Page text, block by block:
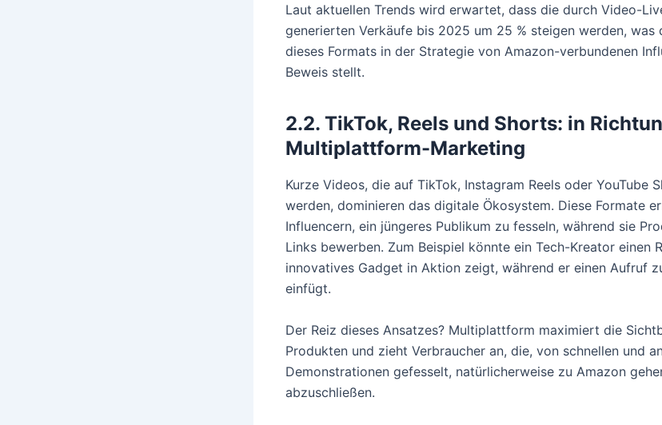
Laut aktuellen Trends wird erwartet, dass die durch Video-
generierten Verkäufe bis 2025 um 25 % steigen werden,
dieses Formats in der Strategie von Amazon-verbundenen
Beweis stellt.
2.2. TikTok, Reels und Shorts: in
Multiplattform-Marketing
Kurze Videos, die auf TikTok, Instagram Reels oder YouTube
werden, dominieren das digitale Ökosystem. Diese Formate
Influencern, ein jüngeres Publikum zu fesseln, während sie
Links bewerben. Zum Beispiel könnte ein Tech-Kreator einen
innovatives Gadget in Aktion zeigt, während er einen Aufruf
einfügt.
Der Reiz dieses Ansatzes? Multiplattform maximiert die
Produkten und zieht Verbraucher an, die, von schnellen und
Demonstrationen gefesselt, natürlicherweise zu Amazon
abzuschließen.